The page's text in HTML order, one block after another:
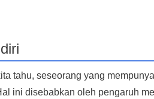
tahu, seseorang yang
ini disebabkan oleh pengaruh